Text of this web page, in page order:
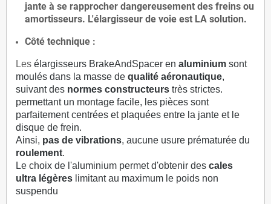
jante à se rapprocher dangereusement des freins ou
amortisseurs. L'élargisseur de voie est LA solution.
Côté technique :
Les élargisseurs BrakeAndSpacer en aluminium sont
moulés dans la masse de qualité aéronautique,
suivant des normes constructeurs très strictes.
permettant un montage facile, les pièces sont
parfaitement centrées et plaquées entre la jante et le
disque de frein.
Ainsi, pas de vibrations, aucune usure prématurée du
roulement.
Le choix de l'aluminium permet d'obtenir des cales
ultra légères limitant au maximum le poids non
suspendu